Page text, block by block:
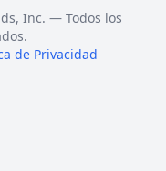
Inc. — Todos los
de Privacidad